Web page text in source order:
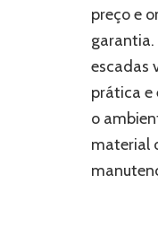
preço e
garantia.
escadas
prática e
o
material